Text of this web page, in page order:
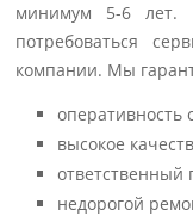
минимум 5-6 лет.
потребоваться
компании. Мы
оперативность
высокое
ответственный
недорогой